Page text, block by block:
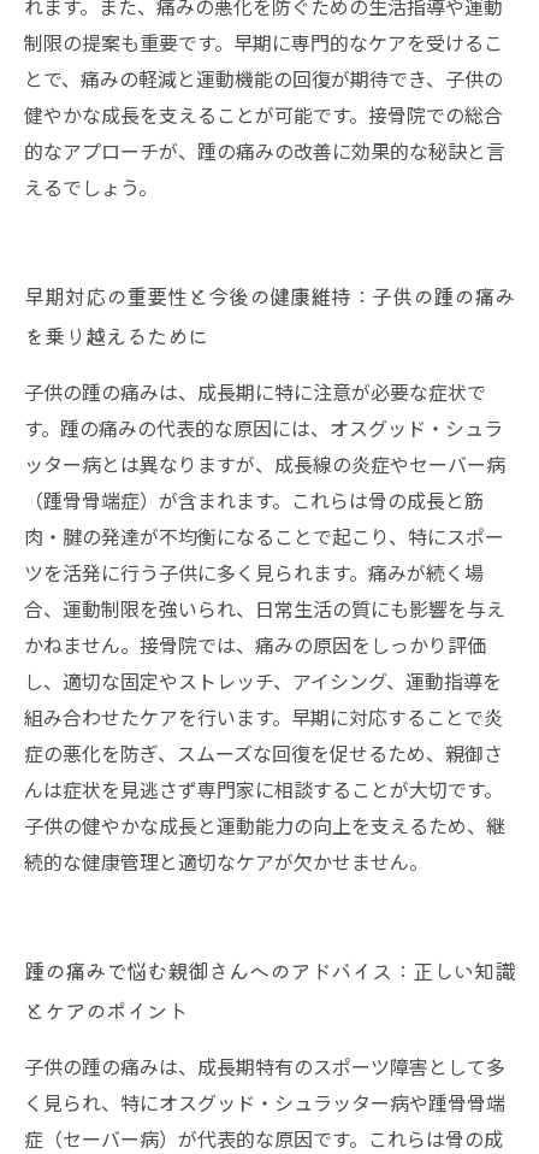
れます。また、痛みの悪化を防ぐための生活指導や運動
制限の提案も重要です。早期に専門的なケアを受けるこ
とで、痛みの軽減と運動機能の回復が期待でき、子供の
健やかな成長を支えることが可能です。接骨院での総合
的なアプローチが、踵の痛みの改善に効果的な秘訣と言
えるでしょう。
早期対応の重要性と今後の健康維持：子供の踵の痛み
を乗り越えるために
子供の踵の痛みは、成長期に特に注意が必要な症状で
す。踵の痛みの代表的な原因には、オスグッド・シュラ
ッター病とは異なりますが、成長線の炎症やセーバー病
（踵骨骨端症）が含まれます。これらは骨の成長と筋
肉・腱の発達が不均衡になることで起こり、特にスポー
ツを活発に行う子供に多く見られます。痛みが続く場
合、運動制限を強いられ、日常生活の質にも影響を与え
かねません。接骨院では、痛みの原因をしっかり評価
し、適切な固定やストレッチ、アイシング、運動指導を
組み合わせたケアを行います。早期に対応することで炎
症の悪化を防ぎ、スムーズな回復を促せるため、親御さ
んは症状を見逃さず専門家に相談することが大切です。
子供の健やかな成長と運動能力の向上を支えるため、継
続的な健康管理と適切なケアが欠かせません。
踵の痛みで悩む親御さんへのアドバイス：正しい知識
とケアのポイント
子供の踵の痛みは、成長期特有のスポーツ障害として多
く見られ、特にオスグッド・シュラッター病や踵骨骨端
症（セーバー病）が代表的な原因です。これらは骨の成